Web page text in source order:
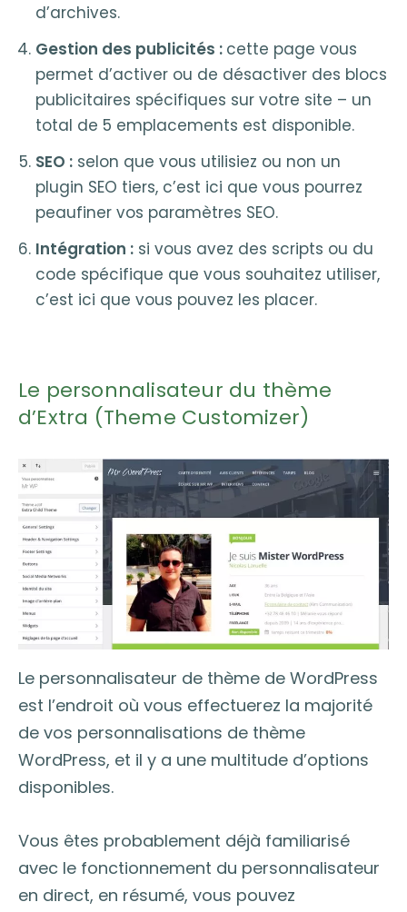
d’archives.
Gestion des publicités : cette page vous
permet d’activer ou de désactiver des blocs
publicitaires spécifiques sur votre site – un
total de 5 emplacements est disponible.
SEO : selon que vous utilisiez ou non un
plugin SEO tiers, c’est ici que vous pourrez
peaufiner vos paramètres SEO.
Intégration : si vous avez des scripts ou du
code spécifique que vous souhaitez utiliser,
c’est ici que vous pouvez les placer.
Le personnalisateur du thème
d’Extra (Theme Customizer)
Le personnalisateur de thème de WordPress
est l’endroit où vous effectuerez la majorité
de vos personnalisations de thème
WordPress, et il y a une multitude d’options
disponibles.
Vous êtes probablement déjà familiarisé
avec le fonctionnement du personnalisateur
en direct, en résumé, vous pouvez